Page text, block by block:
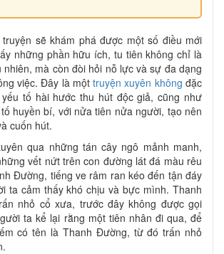
sẽ khám phá được một số điều mới
những phần hữu ích, tu tiên không chỉ là
nhiên, mà còn đòi hỏi nỗ lực và sự đa dạng
việc. Đây là mộttruyện xuyên không đặc
tố hài hước thu hút độc giả, cũng như
huyền bí, với nửa tiên nửa người, tạo nên
cuốn hút.
qua những tán cây ngô mảnh manh,
vết nứt trên con đường lát đá màu rêu
Đường, tiếng ve râm ran kéo đến tận đáy
ta cảm thấy khó chịu và bực mình. Thanh
nhỏ cổ xưa, trước đây không được gọi
ta kể lại rằng một tiên nhân đi qua, để
có tên là Thanh Đường, từ đó trấn nhỏ